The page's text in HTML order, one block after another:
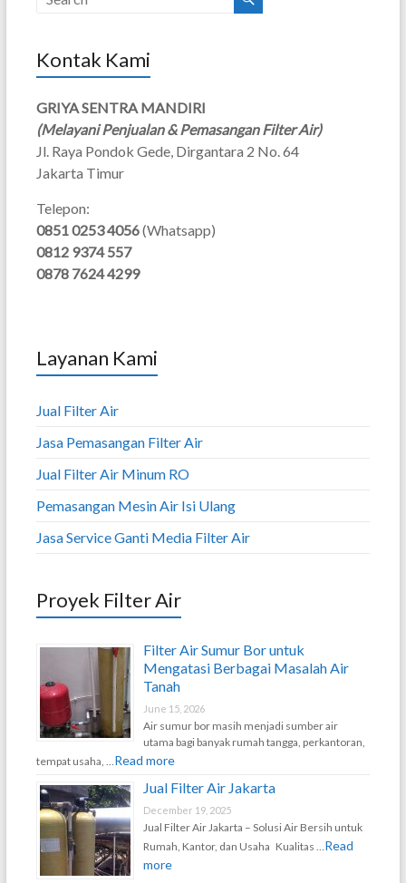
Kontak Kami
GRIYA SENTRA MANDIRI
(Melayani Penjualan & Pemasangan Filter Air)
Jl. Raya Pondok Gede, Dirgantara 2 No. 64
Jakarta Timur
Telepon:
0851 0253 4056(Whatsapp)
0812 9374 557
0878 7624 4299
Layanan Kami
Jual Filter Air
Jasa Pemasangan Filter Air
Jual Filter Air Minum RO
Pemasangan Mesin Air Isi Ulang
Jasa Service Ganti Media Filter Air
Proyek Filter Air
Filter Air Sumur Bor untuk
Mengatasi Berbagai Masalah Air
Tanah
June 15, 2026
Air sumur bor masih menjadi sumber air
utama bagi banyak rumah tangga, perkantoran,
tempat usaha, … Read more
Jual Filter Air Jakarta
December 19, 2025
Jual Filter Air Jakarta – Solusi Air Bersih untuk
Rumah, Kantor, dan Usaha Kualitas … Read
more